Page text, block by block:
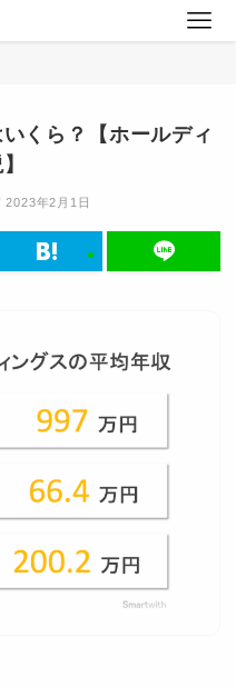
くら？【ホールディ
2023年2月1日